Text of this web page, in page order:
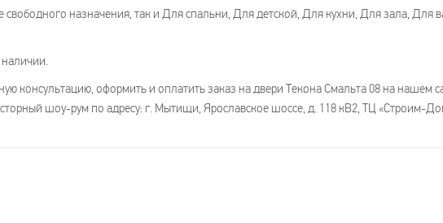
назначения, так и Для спальни, Для детской, Для кухни, Для зала, Для
наличии.
консультацию, оформить и оплатить заказ на двери Текона Смальта 08 на нашем
шоу-рум по адресу: г. Мытищи, Ярославское шоссе, д. 118 кВ2, ТЦ «Строим-